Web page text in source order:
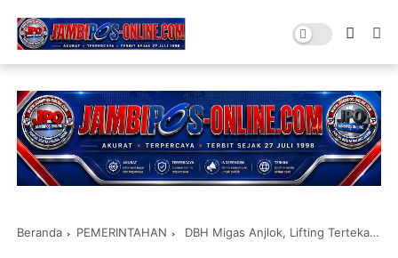
Beranda PEMERINTAHAN DBH Migas Anjlok, Lifting Tertekan Harga Minyak Dunia